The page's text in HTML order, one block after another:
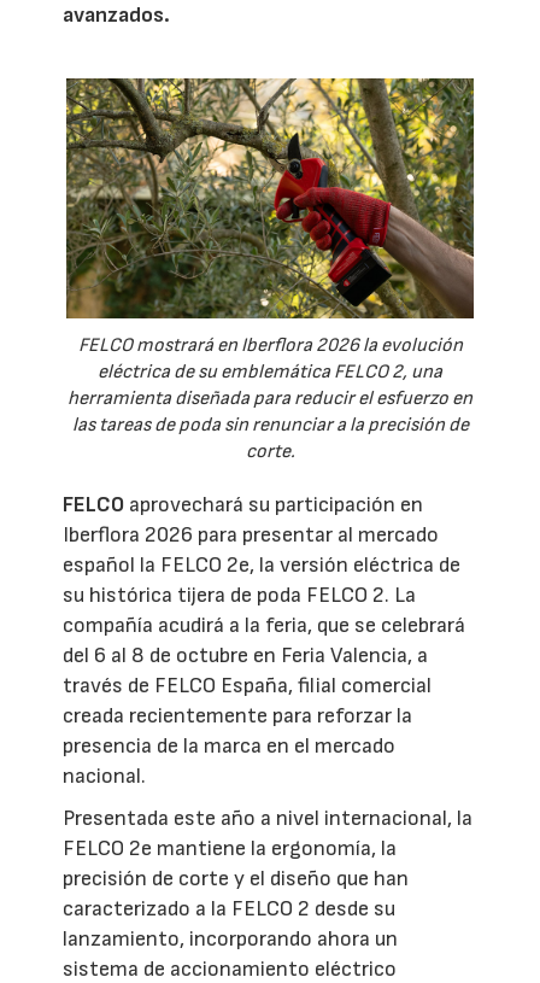
avanzados.
FELCO mostrará en Iberflora 2026 la evolución
eléctrica de su emblemática FELCO 2, una
herramienta diseñada para reducir el esfuerzo en
las tareas de poda sin renunciar a la precisión de
corte.
FELCO aprovechará su participación en
Iberflora 2026 para presentar al mercado
español la FELCO 2e, la versión eléctrica de
su histórica tijera de poda FELCO 2. La
compañía acudirá a la feria, que se celebrará
del 6 al 8 de octubre en Feria Valencia, a
través de FELCO España, filial comercial
creada recientemente para reforzar la
presencia de la marca en el mercado
nacional.
Presentada este año a nivel internacional, la
FELCO 2e mantiene la ergonomía, la
precisión de corte y el diseño que han
caracterizado a la FELCO 2 desde su
lanzamiento, incorporando ahora un
sistema de accionamiento eléctrico